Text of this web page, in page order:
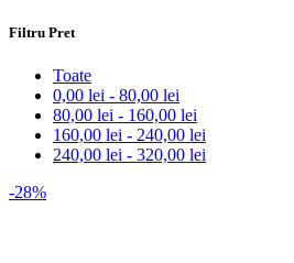
Filtru Pret
Toate
0,00 lei - 80,00 lei
80,00 lei - 160,00 lei
160,00 lei - 240,00 lei
240,00 lei - 320,00 lei
-28%